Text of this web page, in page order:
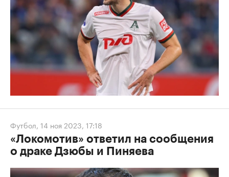
Футбол, 14 ноя 2023, 17:18
«Локомотив» ответил на сообщения
о драке Дзюбы и Пиняева